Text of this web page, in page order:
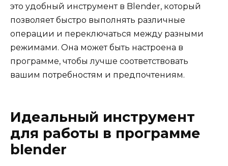
это удобный инструмент в Blender, который
позволяет быстро выполнять различные
операции и переключаться между разными
режимами. Она может быть настроена в
программе, чтобы лучше соответствовать
вашим потребностям и предпочтениям.
Идеальный инструмент
для работы в программе
blender